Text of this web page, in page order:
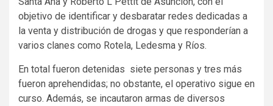
objetivo de identificar y desbaratar redes dedicadas a
la venta y distribución de drogas y que responderían a
varios clanes como Rotela, Ledesma y Ríos.
En total fueron detenidas siete personas y tres más
fueron aprehendidas; no obstante, el operativo sigue en
curso. Además, se incautaron armas de diversos